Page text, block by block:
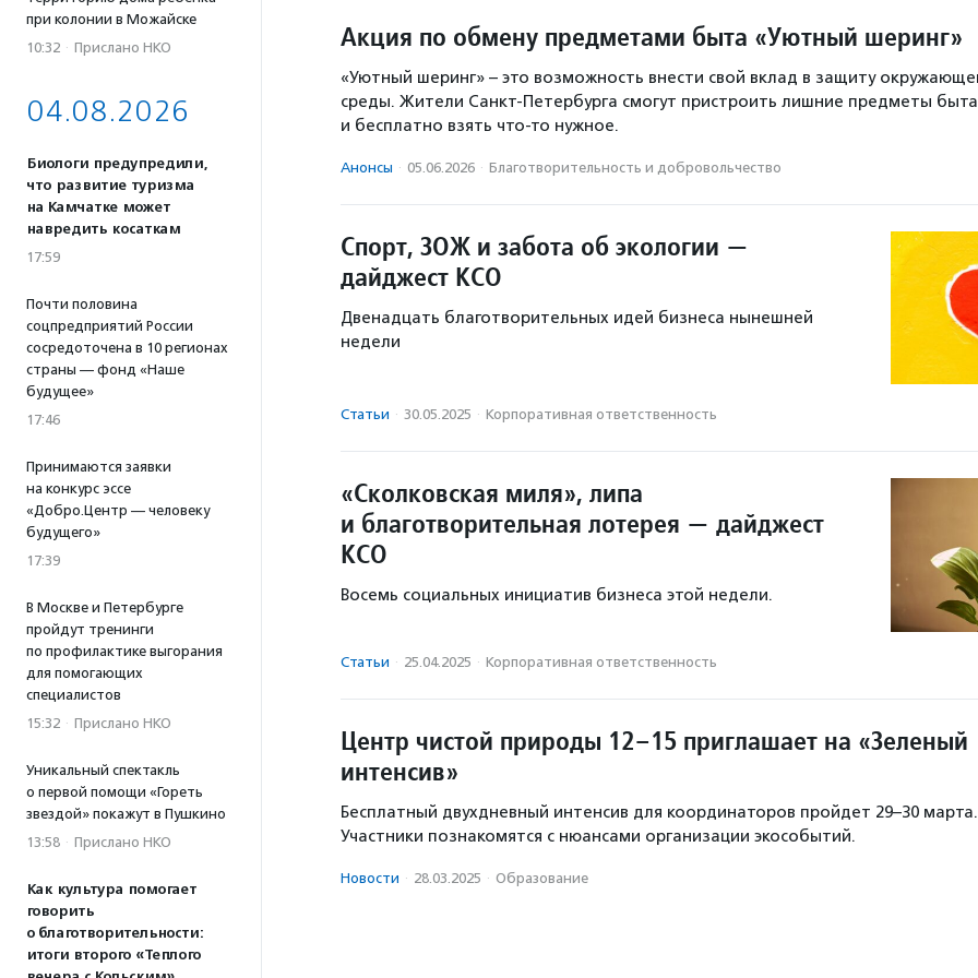
при колонии в Можайске
10:32 · Прислано НКО
04.08.2026
Биологи предупредили,
что развитие туризма
на Камчатке может
навредить косаткам
17:59
Почти половина
соцпредприятий России
сосредоточена в 10 регионах
страны — фонд «Наше
будущее»
17:46
Принимаются заявки
на конкурс эссе
«Добро.Центр — человеку
будущего»
17:39
В Москве и Петербурге
пройдут тренинги
по профилактике выгорания
для помогающих
специалистов
15:32 · Прислано НКО
Уникальный спектакль
о первой помощи «Гореть
звездой» покажут в Пушкино
13:58 · Прислано НКО
Как культура помогает
говорить
о благотворительности:
итоги второго «Теплого
Акция по обмену предметами быта «Уютный шеринг»
«Уютный шеринг» – это возможность внести свой вклад в защиту
среды. Жители Санкт-Петербурга смогут пристроить лишние предметы быта
и бесплатно взять что-то нужное.
Анонсы · 05.06.2026 · Благотвори­тель­ность и доброволь­чест­во
Спорт, ЗОЖ и забота об экологии —
дайджест КСО
Двенадцать благотворительных идей бизнеса нынешней
недели
Статьи · 30.05.2025 · Корпоративная ответственность
«Сколковская миля», липа
и благотворительная лотерея — дайджест
КСО
Восемь социальных инициатив бизнеса этой недели.
Статьи · 25.04.2025 · Корпоративная ответственность
Центр чистой природы 12–15 приглашает на «Зеленый
интенсив»
Бесплатный двухдневный интенсив для координаторов пройдет 29–30 марта.
Участники познакомятся с нюансами организации экособытий.
Новости · 28.03.2025 · Образование